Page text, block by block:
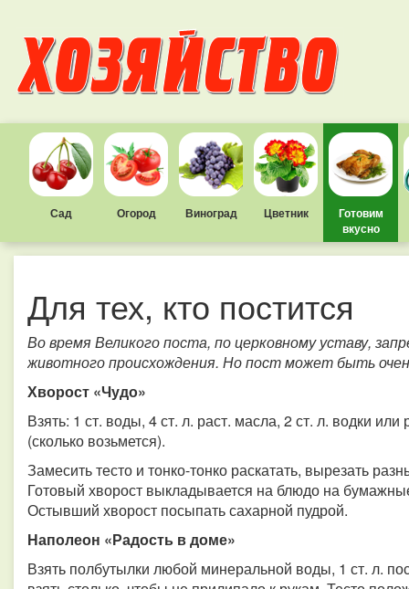
Сад Огород Виноград Цветник
Готовим
вкусно
Для тех, кто постится
Во время Великого поста, по церковному уставу,
животного происхождения. Но пост может быть
Хворост «Чудо»
Взять: 1 ст. воды, 4 ст. л. раст. масла, 2 ст. л. водки
(сколько возьмется).
Замесить тесто и тонко-тонко раскатать, вырезать
Готовый хворост выкладывается на блюдо на
Остывший хворост посыпать сахарной пудрой.
Наполеон «Радость в доме»
Взять полбутылки любой минеральной воды, 1 ст. л.